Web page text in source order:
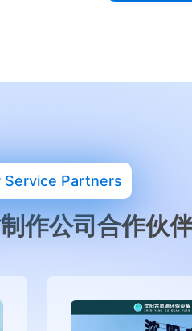
Service Partners
作公司合作伙